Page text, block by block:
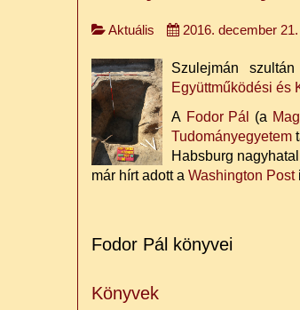
Aktuális 2016. december 21.
Szulejmán
Együttműködési és
A Fodor Pál (a
Tudományegyetem
Habsburg
már hírt adott a Washington Post
Fodor Pál könyvei
Könyvek